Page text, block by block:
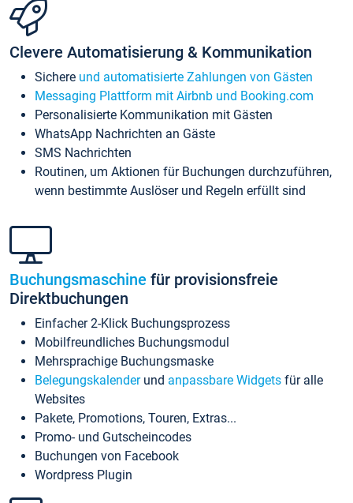
Clevere Automatisierung & Kommunikation
Sichere und automatisierte Zahlungen von Gästen
Messaging Plattform mit Airbnb und Booking.com
Personalisierte Kommunikation mit Gästen
WhatsApp Nachrichten an Gäste
SMS Nachrichten
Routinen, um Aktionen für Buchungen durchzuführen,
wenn bestimmte Auslöser und Regeln erfüllt sind
Buchungsmaschine für provisionsfreie
Direktbuchungen
Einfacher 2-Klick Buchungsprozess
Mobilfreundliches Buchungsmodul
Mehrsprachige Buchungsmaske
Belegungskalenderund anpassbare Widgets für alle
Websites
Pakete, Promotions, Touren, Extras...
Promo- und Gutscheincodes
Buchungen von Facebook
Wordpress Plugin